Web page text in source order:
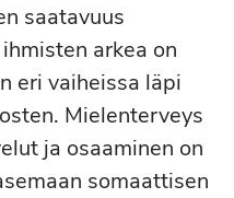
saatavuus
arkea on
eri vaiheissa läpi
Mielenterveys
ja osaaminen on
somaattisen